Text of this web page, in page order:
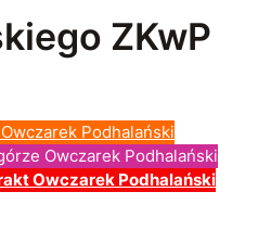
ZKwP
Podhalański
Owczarek Podhalański
Owczarek Podhalański